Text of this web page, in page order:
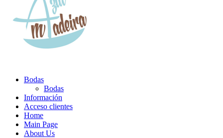
Bodas
Bodas
Información
Acceso clientes
Home
Main Page
About Us